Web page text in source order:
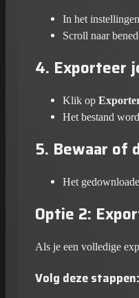
In het
Scroll naar
4. Exporteer
Klik op
Het bestand
5. Bewaar of
Het gedownloade
Optie 2:
Als je een volledige
Volg deze stappen: